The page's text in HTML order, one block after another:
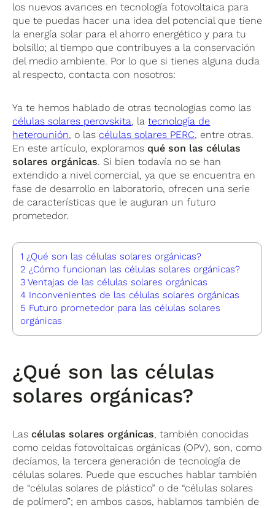
los nuevos avances en tecnología fotovoltaica para
que te puedas hacer una idea del potencial que tiene
la energía solar para el ahorro energético y para tu
bolsillo; al tiempo que contribuyes a la conservación
del medio ambiente. Por lo que si tienes alguna duda
al respecto, contacta con nosotros:
Ya te hemos hablado de otras tecnologías como las
células solares perovskita, latecnología de
heterounión, o las células solares PERC, entre otras.
En este artículo, exploramos qué son las células
solares orgánicas. Si bien todavía no se han
extendido a nivel comercial, ya que se encuentra en
fase de desarrollo en laboratorio, ofrecen una serie
de características que le auguran un futuro
prometedor.
1 ¿Qué son las células solares orgánicas?
2 ¿Cómo funcionan las células solares orgánicas?
3 Ventajas de las células solares orgánicas
4 Inconvenientes de las células solares orgánicas
5 Futuro prometedor para las células solares
orgánicas
¿Qué son las células
solares orgánicas?
Lascélulas solares orgánicas, también conocidas
como celdas fotovoltaicas orgánicas (OPV), son, como
decíamos, la tercera generación de tecnología de
células solares. Puede que escuches hablar también
de “células solares de plástico” o de “células solares
de polímero”; en ambos casos, hablamos también de